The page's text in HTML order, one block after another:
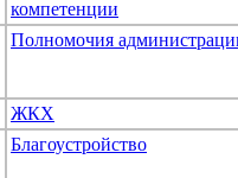
компетенции
Полномочия
ЖКХ
Благоустройство